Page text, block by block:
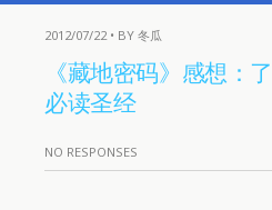
2012/07/22 • BY 冬瓜
《藏地密码》感想：
必读圣经
NO RESPONSES